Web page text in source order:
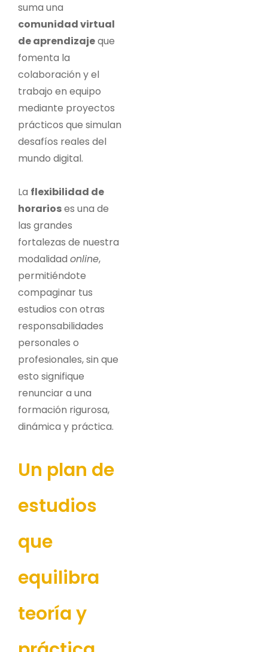
suma una
comunidad virtual
de aprendizajeque
fomenta la
colaboración y el
trabajo en equipo
mediante proyectos
prácticos que simulan
desafíos reales del
mundo digital.
La flexibilidad de
horarioses una de
las grandes
fortalezas de nuestra
modalidad online,
permitiéndote
compaginar tus
estudios con otras
responsabilidades
personales o
profesionales, sin que
esto signifique
renunciar a una
formación rigurosa,
dinámica y práctica.
Un plan de
estudios
que
equilibra
teoría y